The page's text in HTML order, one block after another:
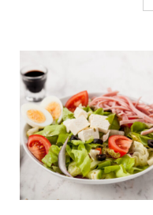
ADAUGĂ ÎN COȘ
/
DETALII